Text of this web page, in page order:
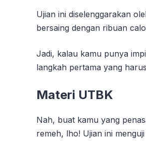
Ujian ini diselenggarakan
bersaing dengan ribuan
Jadi, kalau kamu punya
langkah pertama yang
Materi UTBK
Nah, buat kamu yang
remeh, lho! Ujian ini